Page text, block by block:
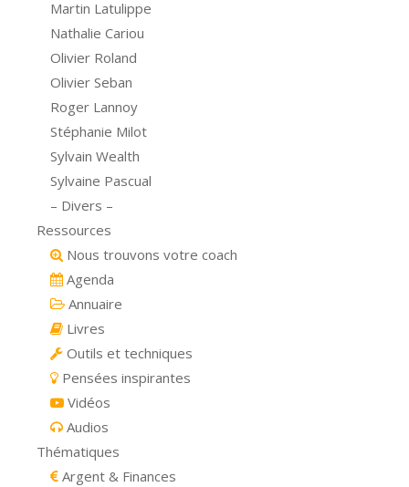
Martin Latulippe
Nathalie Cariou
Olivier Roland
Olivier Seban
Roger Lannoy
Stéphanie Milot
Sylvain Wealth
Sylvaine Pascual
– Divers –
Ressources
Nous trouvons votre coach
Agenda
Annuaire
Livres
Outils et techniques
Pensées inspirantes
Vidéos
Audios
Thématiques
Argent & Finances